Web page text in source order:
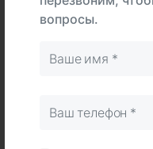
на специальности,
общественным
вопросы.